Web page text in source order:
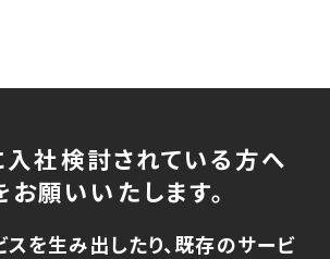
社検討されている方へ
願いいたします。
を生み出したり、既存のサービ